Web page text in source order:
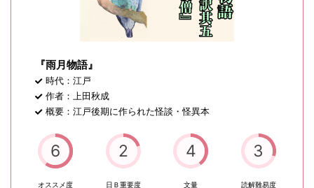
『雨月物語』
時代：江戸
作者：上田秋成
概要：江戸後期に作られた怪談・怪異本
6
オススメ度
2
日Ｂ重要度
4
文量
3
読解難易度